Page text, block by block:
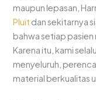
maupun lepasan,
Pluit dan sekitarnya
bahwa setiap
Karena itu, kami
menyeluruh,
material berkualitas